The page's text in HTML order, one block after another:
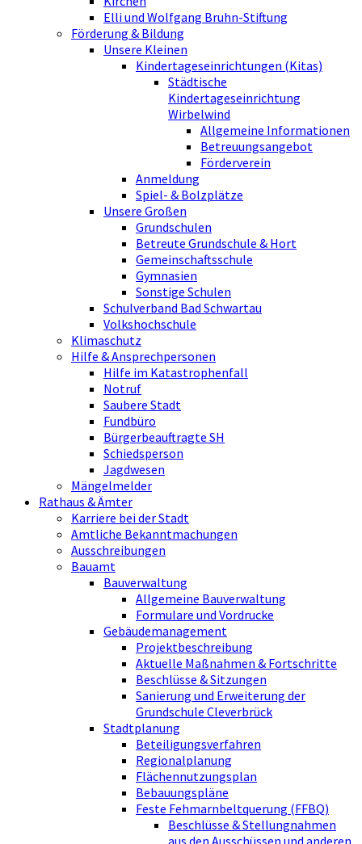
Elli und Wolfgang Bruhn-Stiftung
Förderung & Bildung
Unsere Kleinen
Kindertageseinrichtungen (Kitas)
Städtische
Kindertageseinrichtung
Wirbelwind
Allgemeine Informationen
Betreuungsangebot
Förderverein
Anmeldung
Spiel- & Bolzplätze
Unsere Großen
Grundschulen
Betreute Grundschule & Hort
Gemeinschaftsschule
Gymnasien
Sonstige Schulen
Schulverband Bad Schwartau
Volkshochschule
Klimaschutz
Hilfe & Ansprechpersonen
Hilfe im Katastrophenfall
Notruf
Saubere Stadt
Fundbüro
Bürgerbeauftragte SH
Schiedsperson
Jagdwesen
Mängelmelder
Rathaus & Ämter
Karriere bei der Stadt
Amtliche Bekanntmachungen
Ausschreibungen
Bauamt
Bauverwaltung
Allgemeine Bauverwaltung
Formulare und Vordrucke
Gebäudemanagement
Projektbeschreibung
Aktuelle Maßnahmen & Fortschritte
Beschlüsse & Sitzungen
Sanierung und Erweiterung der
Grundschule Cleverbrück
Stadtplanung
Beteiligungsverfahren
Regionalplanung
Flächennutzungsplan
Bebauungspläne
Feste Fehmarnbeltquerung (FFBQ)
Beschlüsse & Stellungnahmen
aus den Ausschüssen und anderen